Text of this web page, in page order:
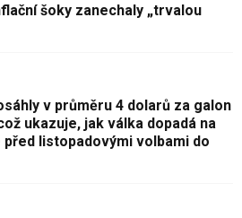
šoky zanechaly „trvalou
v průměru 4 dolarů za galon
ukazuje, jak válka dopadá na
listopadovými volbami do